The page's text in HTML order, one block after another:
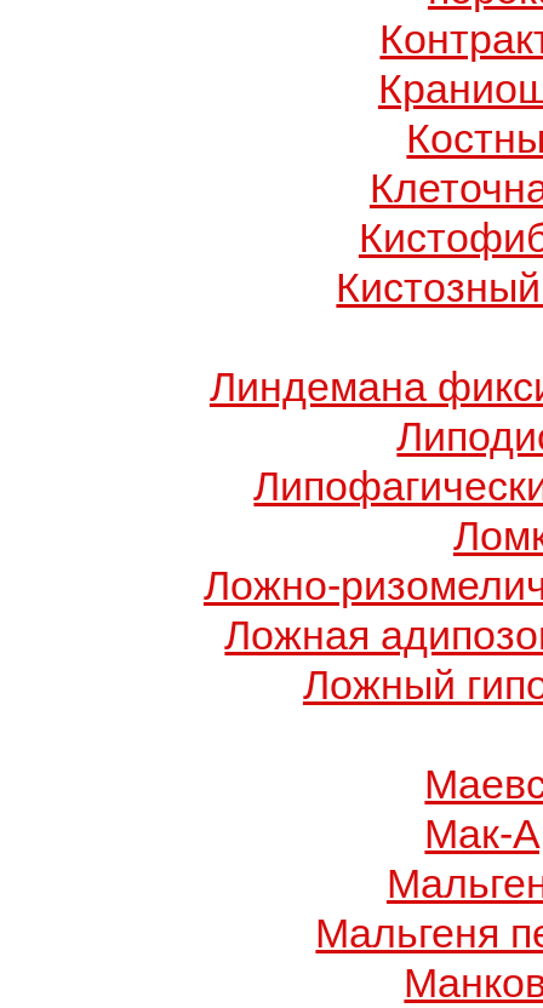
Линдемана
Ложно-
Ложная
Ложный
Мак-
Мальгеня